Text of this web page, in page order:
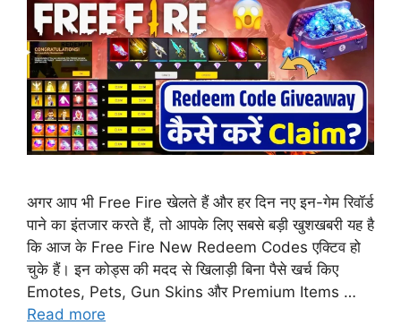
अगर आप भी Free Fire खेलते हैं और हर दिन नए इन-गेम रिवॉर्ड
पाने का इंतजार करते हैं, तो आपके लिए सबसे बड़ी खुशखबरी यह है
कि आज के Free Fire New Redeem Codes एक्टिव हो
चुके हैं। इन कोड्स की मदद से खिलाड़ी बिना पैसे खर्च किए
Emotes, Pets, Gun Skins और Premium Items …
Read more